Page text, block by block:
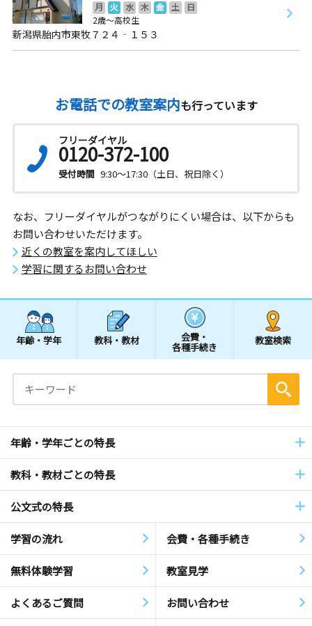
月 火 水 木 金 土
日
2歳～高校生
新潟県胎内市東牧７２４‐１５３
お電話での教室案内も行っています
フリーダイヤル
0120-372-100
受付時間 9:30～17:30（土日、祝日除く）
なお、フリーダイヤルがつながりにくい場合は、以下からも
お問い合わせいただけます。
近くの教室を案内してほしい
学習に関するお問い合わせ
年齢・学年 教科・教材 会費・
各種手続き
教室検索
年齢・学年ごとの特長
教科・教材ごとの特長
公文式の特長
学習の流れ 会費・各種手続き
無料体験学習 教室見学
よくあるご質問 お問い合わせ